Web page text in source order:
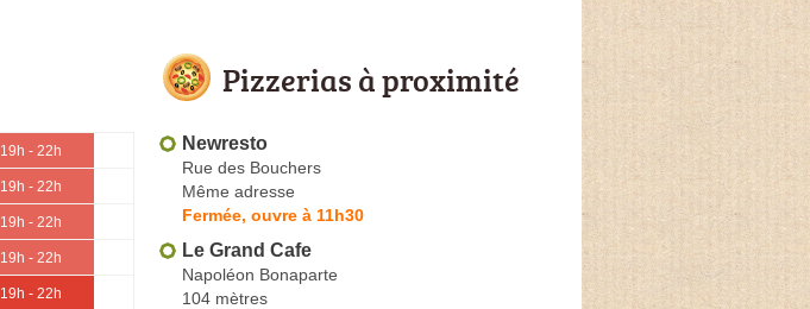
19h - 22h
19h - 22h
19h - 22h
19h - 22h
19h - 22h
Pizzerias à proximité
Newresto
Rue des Bouchers
Même adresse
Fermée, ouvre à 11h30
Le Grand Cafe
Napoléon Bonaparte
104 mètres